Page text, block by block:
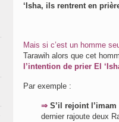
‘Isha, ils rentrent en
Mais si c’est un homme
Tarawih alors que cet
l’intention de prier El
Par exemple :
⇒ S’il rejoint l’imam
dernier rajoute deux